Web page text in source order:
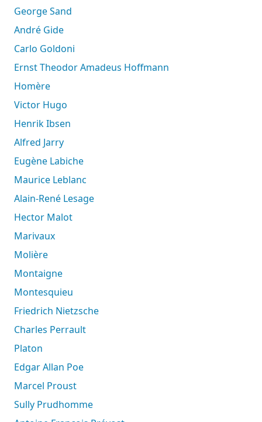
George Sand
André Gide
Carlo Goldoni
Ernst Theodor Amadeus Hoffmann
Homère
Victor Hugo
Henrik Ibsen
Alfred Jarry
Eugène Labiche
Maurice Leblanc
Alain-René Lesage
Hector Malot
Marivaux
Molière
Montaigne
Montesquieu
Friedrich Nietzsche
Charles Perrault
Platon
Edgar Allan Poe
Marcel Proust
Sully Prudhomme